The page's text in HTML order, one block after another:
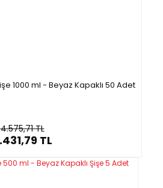
1000 ml - Beyaz Kapaklı 50 Adet
4.575,71 TL
TL